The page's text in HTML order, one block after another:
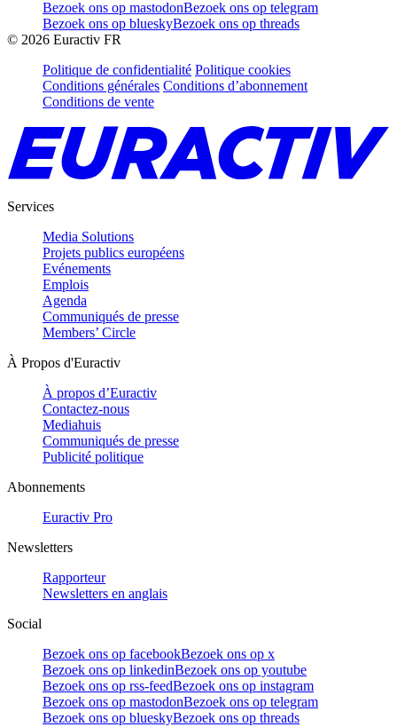
Bezoek ons op mastodonBezoek ons op telegram
Bezoek ons op blueskyBezoek ons op threads
© 2026 Euractiv FR
Politique de confidentialité Politique cookies
Conditions générales Conditions d’abonnement
Conditions de vente
Services
Media Solutions
Projets publics européens
Evénements
Emplois
Agenda
Communiqués de presse
Members’ Circle
À Propos d'Euractiv
À propos d’Euractiv
Contactez-nous
Mediahuis
Communiqués de presse
Publicité politique
Abonnements
Euractiv Pro
Newsletters
Rapporteur
Newsletters en anglais
Social
Bezoek ons op facebookBezoek ons op x
Bezoek ons op linkedinBezoek ons op youtube
Bezoek ons op rss-feedBezoek ons op instagram
Bezoek ons op mastodonBezoek ons op telegram
Bezoek ons op blueskyBezoek ons op threads